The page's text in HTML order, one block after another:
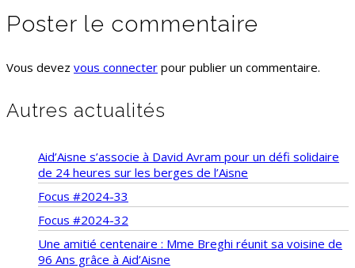
Poster le commentaire
Vous devez vous connecter pour publier un commentaire.
Autres actualités
Aid’Aisne s’associe à David Avram pour un défi solidaire
de 24 heures sur les berges de l’Aisne
Focus #2024-33
Focus #2024-32
Une amitié centenaire : Mme Breghi réunit sa voisine de
96 Ans grâce à Aid’Aisne